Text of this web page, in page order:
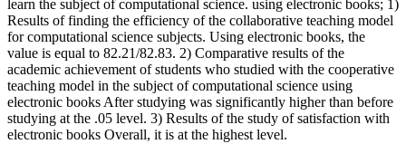
learn the subject of computational science. using electronic books; 1)
Results of finding the efficiency of the collaborative teaching model
for computational science subjects. Using electronic books, the
value is equal to 82.21/82.83. 2) Comparative results of the
academic achievement of students who studied with the cooperative
teaching model in the subject of computational science using
electronic books After studying was significantly higher than before
studying at the .05 level. 3) Results of the study of satisfaction with
electronic books Overall, it is at the highest level.